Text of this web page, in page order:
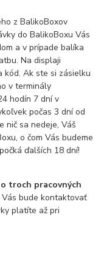
z BalikoBoxov
do BalikoBoxu Vás
a v prípade balíka
Na displaji
kód. Ak ste si zásielku
v terminály
hodín 7 dní v
počas 3 dní od
nič sa nedeje, Váš
o čom Vás budeme
ďalších 18 dní!
troch pracovných
bude kontaktovať
platíte až pri